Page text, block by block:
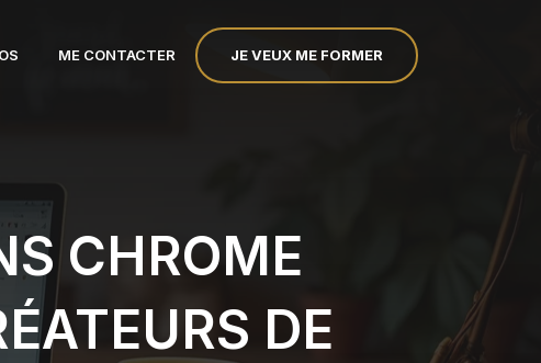
ME CONTACTER JE VEUX ME FORMER
CHROME
DE